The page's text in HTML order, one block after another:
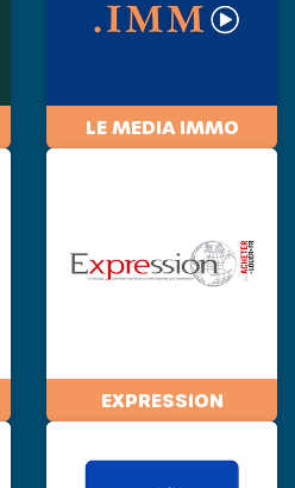
LE MEDIA IMMO
EXPRESSION